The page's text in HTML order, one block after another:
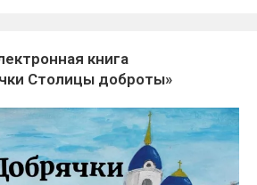
книга
Столицы доброты»